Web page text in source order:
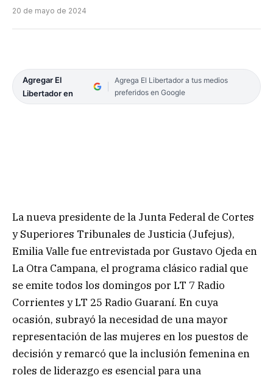
20 de mayo de 2024
Agregar El
Libertador en
Agrega El Libertador a tus medios
preferidos en Google
La nueva presidente de la Junta Federal de Cortes
y Superiores Tribunales de Justicia (Jufejus),
Emilia Valle fue entrevistada por Gustavo Ojeda en
La Otra Campana, el programa clásico radial que
se emite todos los domingos por LT 7 Radio
Corrientes y LT 25 Radio Guaraní. En cuya
ocasión, subrayó la necesidad de una mayor
representación de las mujeres en los puestos de
decisión y remarcó que la inclusión femenina en
roles de liderazgo es esencial para una